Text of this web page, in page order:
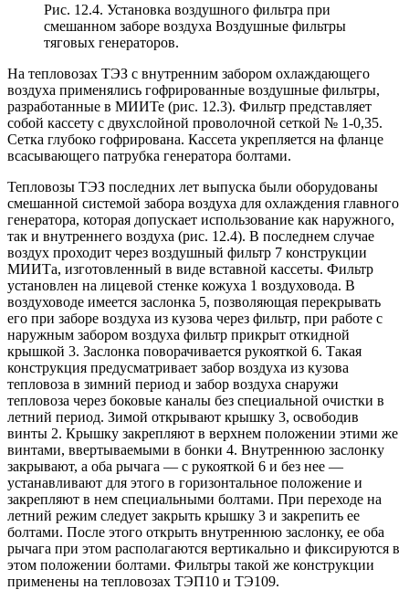
Рис. 12.4. Установка воздушного фильтра при
смешанном заборе воздуха Воздушные фильтры
тяговых генераторов.
На тепловозах ТЭЗ с внутренним забором охлаждающего
воздуха применялись гофрированные воздушные фильтры,
разработанные в МИИТе (рис. 12.3). Фильтр представляет
собой кассету с двухслойной проволочной сеткой № 1-0,35.
Сетка глубоко гофрирована. Кассета укрепляется на фланце
всасывающего патрубка генератора болтами.
Тепловозы ТЭЗ последних лет выпуска были оборудованы
смешанной системой забора воздуха для охлаждения главного
генератора, которая допускает использование как наружного,
так и внутреннего воздуха (рис. 12.4). В последнем случае
воздух проходит через воздушный фильтр 7 конструкции
МИИТа, изготовленный в виде вставной кассеты. Фильтр
установлен на лицевой стенке кожуха 1 воздуховода. В
воздуховоде имеется заслонка 5, позволяющая перекрывать
его при заборе воздуха из кузова через фильтр, при работе с
наружным забором воздуха фильтр прикрыт откидной
крышкой 3. Заслонка поворачивается рукояткой 6. Такая
конструкция предусматривает забор воздуха из кузова
тепловоза в зимний период и забор воздуха снаружи
тепловоза через боковые каналы без специальной очистки в
летний период. Зимой открывают крышку 3, освободив
винты 2. Крышку закрепляют в верхнем положении этими же
винтами, ввертываемыми в бонки 4. Внутреннюю заслонку
закрывают, а оба рычага — с рукояткой 6 и без нее —
устанавливают для этого в горизонтальное положение и
закрепляют в нем специальными болтами. При переходе на
летний режим следует закрыть крышку 3 и закрепить ее
болтами. После этого открыть внутреннюю заслонку, ее оба
рычага при этом располагаются вертикально и фиксируются в
этом положении болтами. Фильтры такой же конструкции
применены на тепловозах ТЭП10 и ТЭ109.